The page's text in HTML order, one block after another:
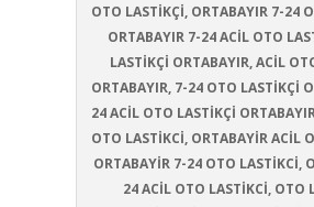
OTO LASTİKÇİ, ORTABAYIR 7-24
ORTABAYIR 7-24 ACİL OTO
LASTİKÇİ ORTABAYIR, ACİL
ORTABAYIR, 7-24 OTO LASTİKÇİ
24 ACİL OTO LASTİKÇİ
OTO LASTİKCİ, ORTABAYİR ACİL
ORTABAYİR 7-24 OTO LASTİKCİ,
24 ACİL OTO LASTİKCİ, OTO